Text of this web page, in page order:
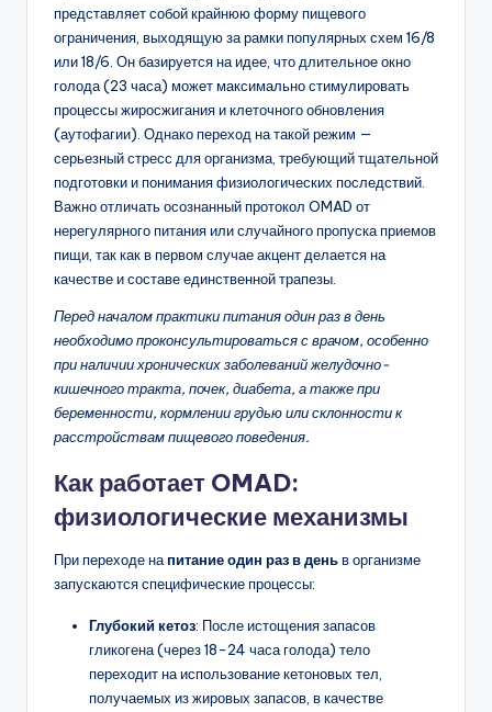
представляет собой крайнюю форму пищевого
ограничения, выходящую за рамки популярных схем 16/8
или 18/6. Он базируется на идее, что длительное окно
голода (23 часа) может максимально стимулировать
процессы жиросжигания и клеточного обновления
(аутофагии). Однако переход на такой режим —
серьезный стресс для организма, требующий тщательной
подготовки и понимания физиологических последствий.
Важно отличать осознанный протокол OMAD от
нерегулярного питания или случайного пропуска приемов
пищи, так как в первом случае акцент делается на
качестве и составе единственной трапезы.
Перед началом практики питания один раз в день
необходимо проконсультироваться с врачом, особенно
при наличии хронических заболеваний желудочно-
кишечного тракта, почек, диабета, а также при
беременности, кормлении грудью или склонности к
расстройствам пищевого поведения.
Как работает OMAD:
физиологические механизмы
При переходе напитание один раз в деньв организме
запускаются специфические процессы:
Глубокий кетоз: После истощения запасов
гликогена (через 18-24 часа голода) тело
переходит на использование кетоновых тел,
получаемых из жировых запасов, в качестве